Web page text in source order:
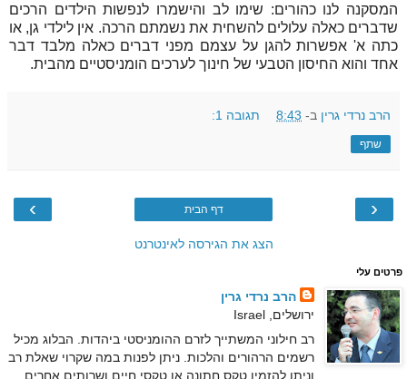
המסקנה לנו כהורים: שימו לב והישמרו לנפשות הילדים הרכים
שדברים כאלה עלולים להשחית את נשמתם הרכה. אין לילדי גן, או
כתה א' אפשרות להגן על עצמם מפני דברים כאלה מלבד דבר
אחד והוא החיסון הטבעי של חינוך לערכים הומניסטיים מהבית.
הרב נרדי גרין ב- 8:43 תגובה 1:
שתף
‹
› דף הבית
הצג את הגירסה לאינטרנט
פרטים עלי
הרב נרדי גרין
ירושלים, Israel
רב חילוני המשתייך לזרם ההומניסטי ביהדות. הבלוג מכיל
רשמים הרהורים והלכות. ניתן לפנות במה שקרוי שאלת רב
וניתן להזמין טקס חתונה או טקסי חיים ושרותים אחרים